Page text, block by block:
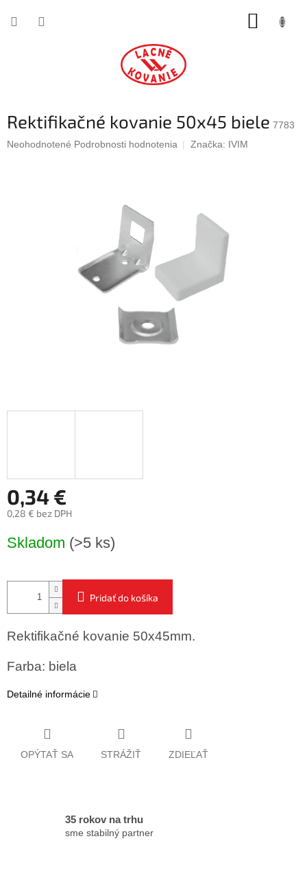
Rektifikačné kovanie 50x45 biele 7783
Priemerné
Neohodnotené Podrobnosti hodnotenia Značka: IVIM
0,34 €
0,28 € bez DPH
cena:
Skladom (>5 ks)
Pridať do košíka
Rektifikačné kovanie 50x45mm.
Farba: biela
Detailné informácie
OPÝTAŤ SA STRÁŽIŤ ZDIEĽAŤ
35 rokov na trhu
sme stabilný partner